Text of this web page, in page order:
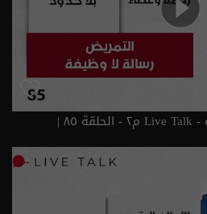
التمريض… رسالة لا وظيفة - Live Talk م٢ - الحلقة ٨٥ |